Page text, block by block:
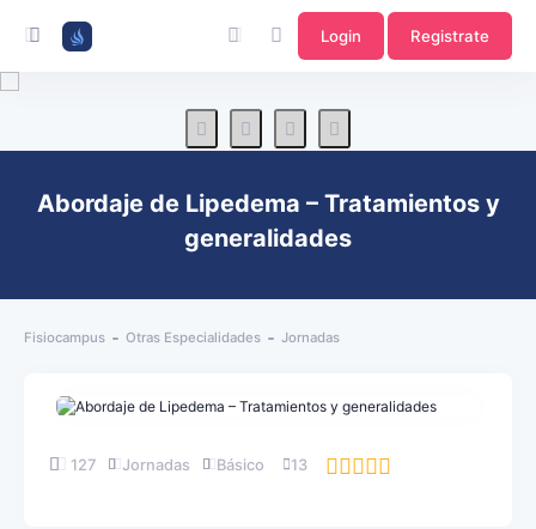
Login Registrate
Abordaje de Lipedema – Tratamientos y
generalidades
Fisiocampus Otras Especialidades Jornadas
127 Jornadas Básico 13